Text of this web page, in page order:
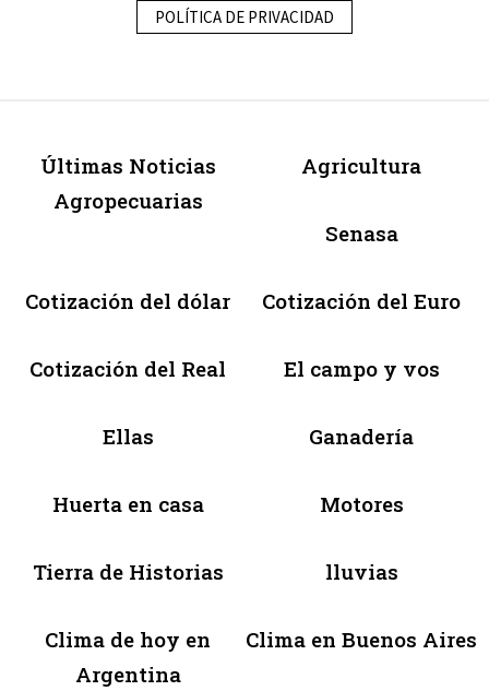
POLÍTICA DE PRIVACIDAD
Últimas Noticias
Agropecuarias
Agricultura
Senasa
Cotización del dólar Cotización del Euro
Cotización del Real El campo y vos
Ellas Ganadería
Huerta en casa Motores
Tierra de Historias lluvias
Clima de hoy en
Argentina
Clima en Buenos Aires